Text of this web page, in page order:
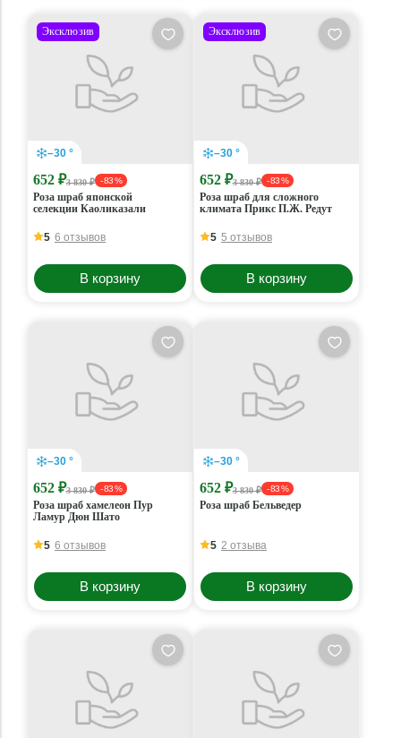
Эксклюзив
–30 °
652 ₽3 830 ₽ - 83 %
Роза шраб японской
селекции Каоликазали
5 6 отзывов
В корзину
Эксклюзив
–30 °
652 ₽3 830 ₽ - 83 %
Роза шраб для сложного
климата Прикс П.Ж. Редут
5 5 отзывов
В корзину
–30 °
652 ₽3 830 ₽ - 83 %
Роза шраб хамелеон Пур
Ламур Дюн Шато
5 6 отзывов
В корзину
–30 °
652 ₽3 830 ₽ - 83 %
Роза шраб Бельведер
5 2 отзыва
В корзину